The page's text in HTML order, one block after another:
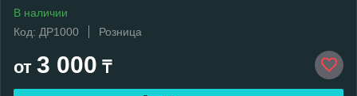
В наличии
Код: ДР1000
Розница
от 3 000 ₸